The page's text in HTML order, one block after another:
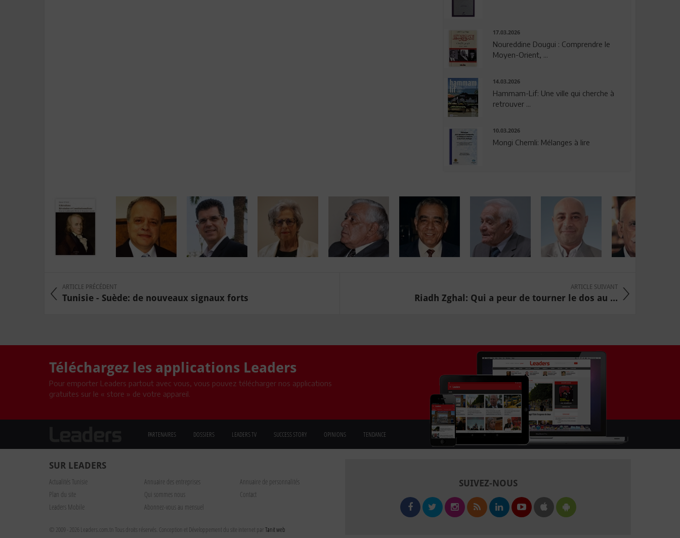
17.03.2026
Noureddine Dougui : Comprendre le
Moyen-Orient, ...
14.03.2026
Hammam-Lif: Une ville qui cherche à
retrouver ...
10.03.2026
Mongi Chemli: Mélanges à lire
ARTICLE PRÉCÉDENT
Tunisie - Suède: de nouveaux signaux forts
ARTICLE SUIVANT
Riadh Zghal: Qui a peur de tourner le dos au ...
Téléchargez les applications Leaders
Pour emporter Leaders partout avec vous, vous pouvez télécharger nos applications
gratuites sur le « store » de votre appareil.
PARTENAIRES DOSSIERS LEADERS TV SUCCESS STORY OPINIONS TENDANCE
SUR LEADERS
Actualités Tunisie Annuaire des entreprises
Annuaire de personnalités
Plan du site
Qui sommes nous
Contact
Leaders Mobile
Abonnez-vous au mensuel
© 2009 - 2026 Leaders.com.tn Tous droits réservés. Conception et Développement du site internet parTanit web
SUIVEZ-NOUS